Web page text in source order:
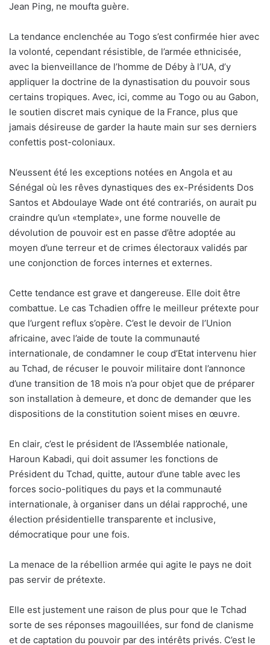
Jean Ping, ne moufta guère.
La tendance enclenchée au Togo s’est confirmée hier avec
la volonté, cependant résistible, de l’armée ethnicisée,
avec la bienveillance de l’homme de Déby à l’UA, d’y
appliquer la doctrine de la dynastisation du pouvoir sous
certains tropiques. Avec, ici, comme au Togo ou au Gabon,
le soutien discret mais cynique de la France, plus que
jamais désireuse de garder la haute main sur ses derniers
confettis post-coloniaux.
N’eussent été les exceptions notées en Angola et au
Sénégal où les rêves dynastiques des ex-Présidents Dos
Santos et Abdoulaye Wade ont été contrariés, on aurait pu
craindre qu’un «template», une forme nouvelle de
dévolution de pouvoir est en passe d’être adoptée au
moyen d’une terreur et de crimes électoraux validés par
une conjonction de forces internes et externes.
Cette tendance est grave et dangereuse. Elle doit être
combattue. Le cas Tchadien offre le meilleur prétexte pour
que l’urgent reflux s’opère. C’est le devoir de l’Union
africaine, avec l’aide de toute la communauté
internationale, de condamner le coup d’Etat intervenu hier
au Tchad, de récuser le pouvoir militaire dont l’annonce
d’une transition de 18 mois n’a pour objet que de préparer
son installation à demeure, et donc de demander que les
dispositions de la constitution soient mises en œuvre.
En clair, c’est le président de l’Assemblée nationale,
Haroun Kabadi, qui doit assumer les fonctions de
Président du Tchad, quitte, autour d’une table avec les
forces socio-politiques du pays et la communauté
internationale, à organiser dans un délai rapproché, une
élection présidentielle transparente et inclusive,
démocratique pour une fois.
La menace de la rébellion armée qui agite le pays ne doit
pas servir de prétexte.
Elle est justement une raison de plus pour que le Tchad
sorte de ses réponses magouillées, sur fond de clanisme
et de captation du pouvoir par des intérêts privés. C’est le